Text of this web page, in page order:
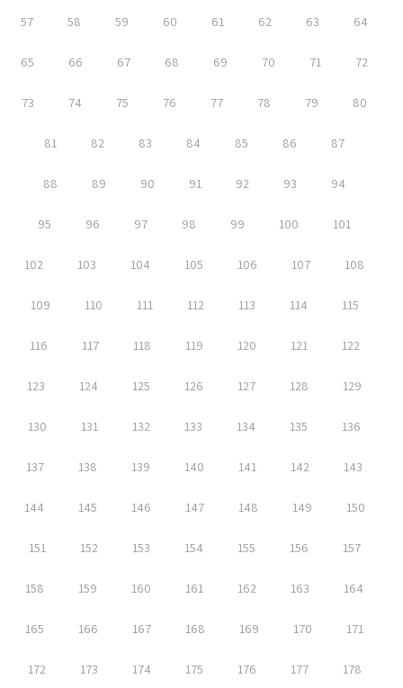
57 58 59 60 61 62 63 64
65 66 67 68 69 70 71 72
73 74 75 76 77 78 79 80
81 82 83 84 85 86 87
88 89 90 91 92 93 94
95 96 97 98 99 100 101
102 103 104 105 106 107 108
109 110 111 112 113 114 115
116 117 118 119 120 121 122
123 124 125 126 127 128 129
130 131 132 133 134 135 136
137 138 139 140 141 142 143
144 145 146 147 148 149 150
151 152 153 154 155 156 157
158 159 160 161 162 163 164
165 166 167 168 169 170 171
172 173 174 175 176 177 178